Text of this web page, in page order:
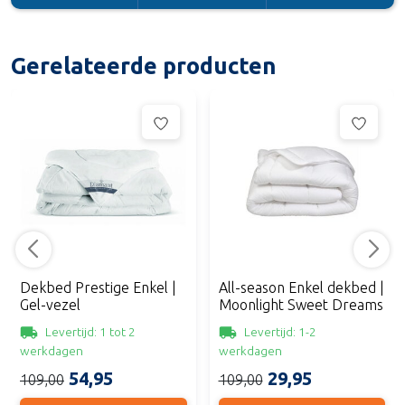
Gerelateerde producten
Dekbed Prestige Enkel |
Gel-vezel
Levertijd: 1 tot 2
werkdagen
54,95
109,00
All-season Enkel dekbed |
Moonlight Sweet Dreams
Levertijd: 1-2
werkdagen
29,95
109,00